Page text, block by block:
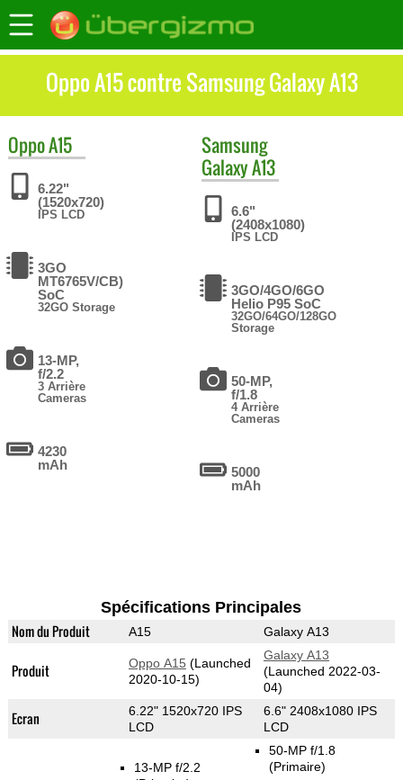
Oppo A15 contre Samsung Galaxy A13
OppoA15
6.22"
(1520x720)
IPS LCD
3GO
MT6765V/CB)
SoC
32GO Storage
13-MP,
f/2.2
3 Arrière
Cameras
4230
mAh
Samsung
Galaxy A13
6.6"
(2408x1080)
IPS LCD
3GO/4GO/6GO
Helio P95 SoC
32GO/64GO/128GO
Storage
50-MP,
f/1.8
4 Arrière
Cameras
5000
mAh
Spécifications Principales
Nom du Produit A15 Galaxy A13
Produit Oppo A15 (Launched
2020-10-15)
Galaxy A13
(Launched 2022-03-
04)
Ecran
6.22" 1520x720 IPS
LCD
6.6" 2408x1080 IPS
LCD
13-MP f/2.2
50-MP f/1.8
(Primaire)